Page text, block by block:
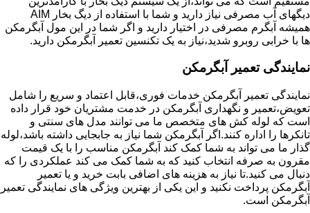
دیگهای آب مصرفی نیاز دارید و شما با استفاده از دیگ بخار AIM
همیشه آبگرم مصرفی در اختیار دارید و اگر شما در این مول آبگرمکن
ها با خرابی روبرو شدید،نیاز به یک تکنسین تعمیر آبگرمکن دارید.
نمایندگی تعمیر آبگرمکن
نمایندگی تعمیر آبگرمکن خدمات فوری،قابل اعتماد و سریع را شامل
تعویض،تعمیر و نگهداری آبگرمکن در خدمت مشتریان خود قرار داده
است که لوله کش های متخصص ما می توانند مدل های سنتی و
تانکرها را اداره کنند.اگر آبگرمکن شما نیاز به جابجایی داشته باشد،لوله
گذار ما می تواند به شما کمک کند آبگرمکن مناسب را با یک قیمت
مقرون به صرفه انتخاب کنید که به شما کمک می کند عملکردی را که
دنبال می کنید.تا نیاز به هزینه های اضافی بابت خرید و یا تعمیر
آبگرمکن پرداخت نکنید و این یکی از بهترین ویژگی های نمایندگی تعمیر
آبگرمکن است.